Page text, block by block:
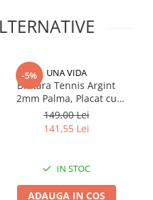
-5% UNA VIDA
Bratara Tennis Argint
2mm Palma, Placat cu
Aur
149,00 Lei
141,55 Lei
IN STOC
ADAUGA IN COS